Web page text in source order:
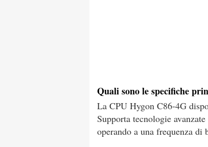
Quali sono le specifiche
La CPU Hygon C86-4G
Supporta tecnologie
operando a una frequenza di